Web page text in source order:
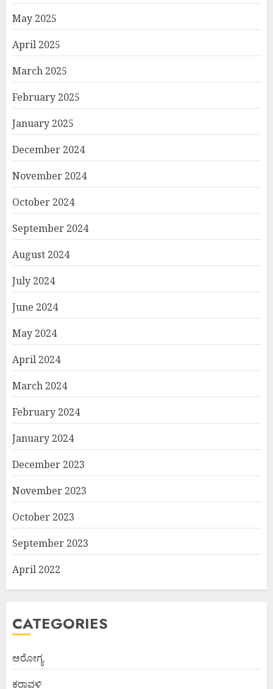
May 2025
April 2025
March 2025
February 2025
January 2025
December 2024
November 2024
October 2024
September 2024
August 2024
July 2024
June 2024
May 2024
April 2024
March 2024
February 2024
January 2024
December 2023
November 2023
October 2023
September 2023
April 2022
CATEGORIES
ಆರೋಗ್ಯ
ಕರಾವಳಿ